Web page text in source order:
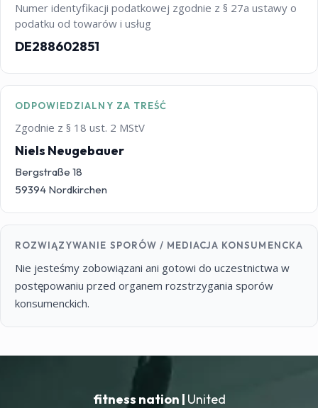
Numer identyfikacji podatkowej zgodnie z § 27a ustawy o
podatku od towarów i usług
DE288602851
ODPOWIEDZIALNY ZA TREŚĆ
Zgodnie z § 18 ust. 2 MStV
Niels Neugebauer
Bergstraße 18
59394 Nordkirchen
ROZWIĄZYWANIE SPORÓW / MEDIACJA KONSUMENCKA
Nie jesteśmy zobowiązani ani gotowi do uczestnictwa w
postępowaniu przed organem rozstrzygania sporów
konsumenckich.
fitness nation | United